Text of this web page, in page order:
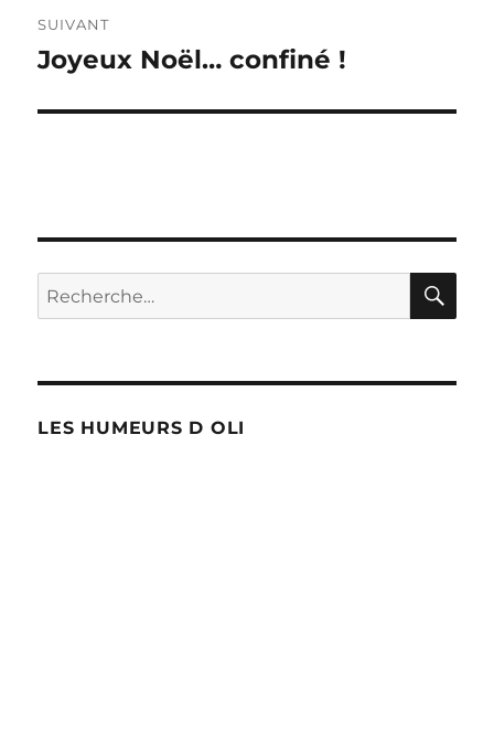
SUIVANT
Publication
Joyeux Noël… confiné !
Recherche
pour :
LES HUMEURS D OLI